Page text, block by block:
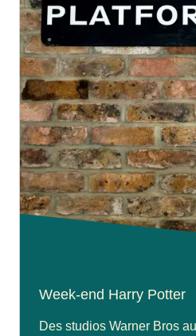
Week-end Harry Potter
Des studios Warner Bros